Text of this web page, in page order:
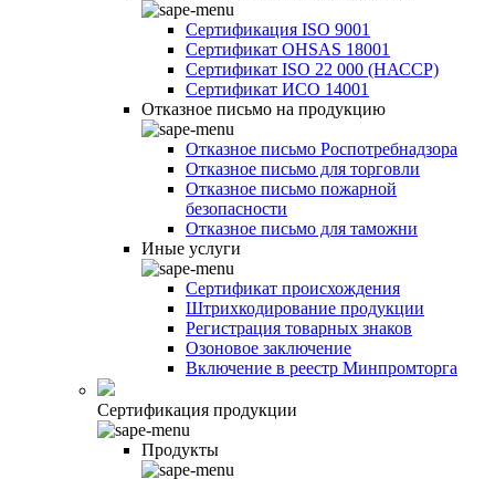
Сертификация ISO 9001
Сертификат OHSAS 18001
Сертификат ISO 22 000 (НАССР)
Сертификат ИСО 14001
Отказное письмо на продукцию
Отказное письмо Роспотребнадзора
Отказное письмо для торговли
Отказное письмо пожарной
безопасности
Отказное письмо для таможни
Иные услуги
Сертификат происхождения
Штрихкодирование продукции
Регистрация товарных знаков
Озоновое заключение
Включение в реестр Минпромторга
Сертификация продукции
Продукты